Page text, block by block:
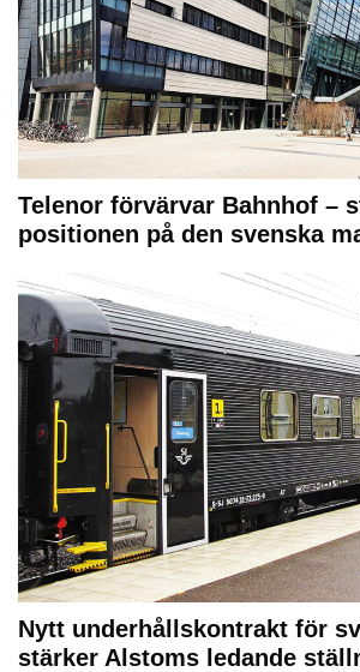
Telenor förvärvar Bahnhof –
positionen på den svenska
Nytt underhållskontrakt för
stärker Alstoms ledande